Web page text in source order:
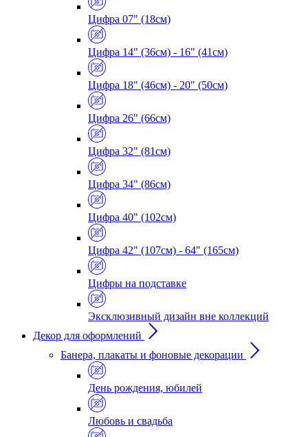
Цифра 07" (18см)
Цифра 14" (36см) - 16" (41см)
Цифра 18" (46см) - 20" (50см)
Цифра 26" (66см)
Цифра 32" (81см)
Цифра 34" (86см)
Цифра 40" (102см)
Цифра 42" (107см) - 64" (165см)
Цифры на подставке
Эксклюзивный дизайн вне коллекций
Декор для оформлений
Банера, плакаты и фоновые декорации
День рождения, юбилей
Любовь и свадьба